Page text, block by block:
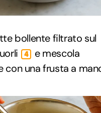
bollente filtrato sul
4
e mescola
con una frusta a